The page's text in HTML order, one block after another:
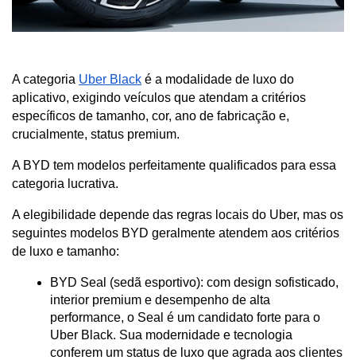
A categoria Uber Black é a modalidade de luxo do
aplicativo, exigindo veículos que atendam a critérios
específicos de tamanho, cor, ano de fabricação e,
crucialmente, status premium.
A BYD tem modelos perfeitamente qualificados para essa
categoria lucrativa.
A elegibilidade depende das regras locais do Uber, mas os
seguintes modelos BYD geralmente atendem aos critérios
de luxo e tamanho:
BYD Seal (sedã esportivo): com design sofisticado,
interior premium e desempenho de alta
performance, o Seal é um candidato forte para o
Uber Black. Sua modernidade e tecnologia
conferem um status de luxo que agrada aos clientes